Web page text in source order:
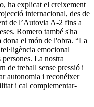
ha explicat el creixement
internacional, des de
de l’Autovia A-2 fins a
Romero també s'ha
el món de l'obra. “La
emocional
persones. La nostra
de treball sense pressió i
autonomia i reconéixer
i cal complementar-